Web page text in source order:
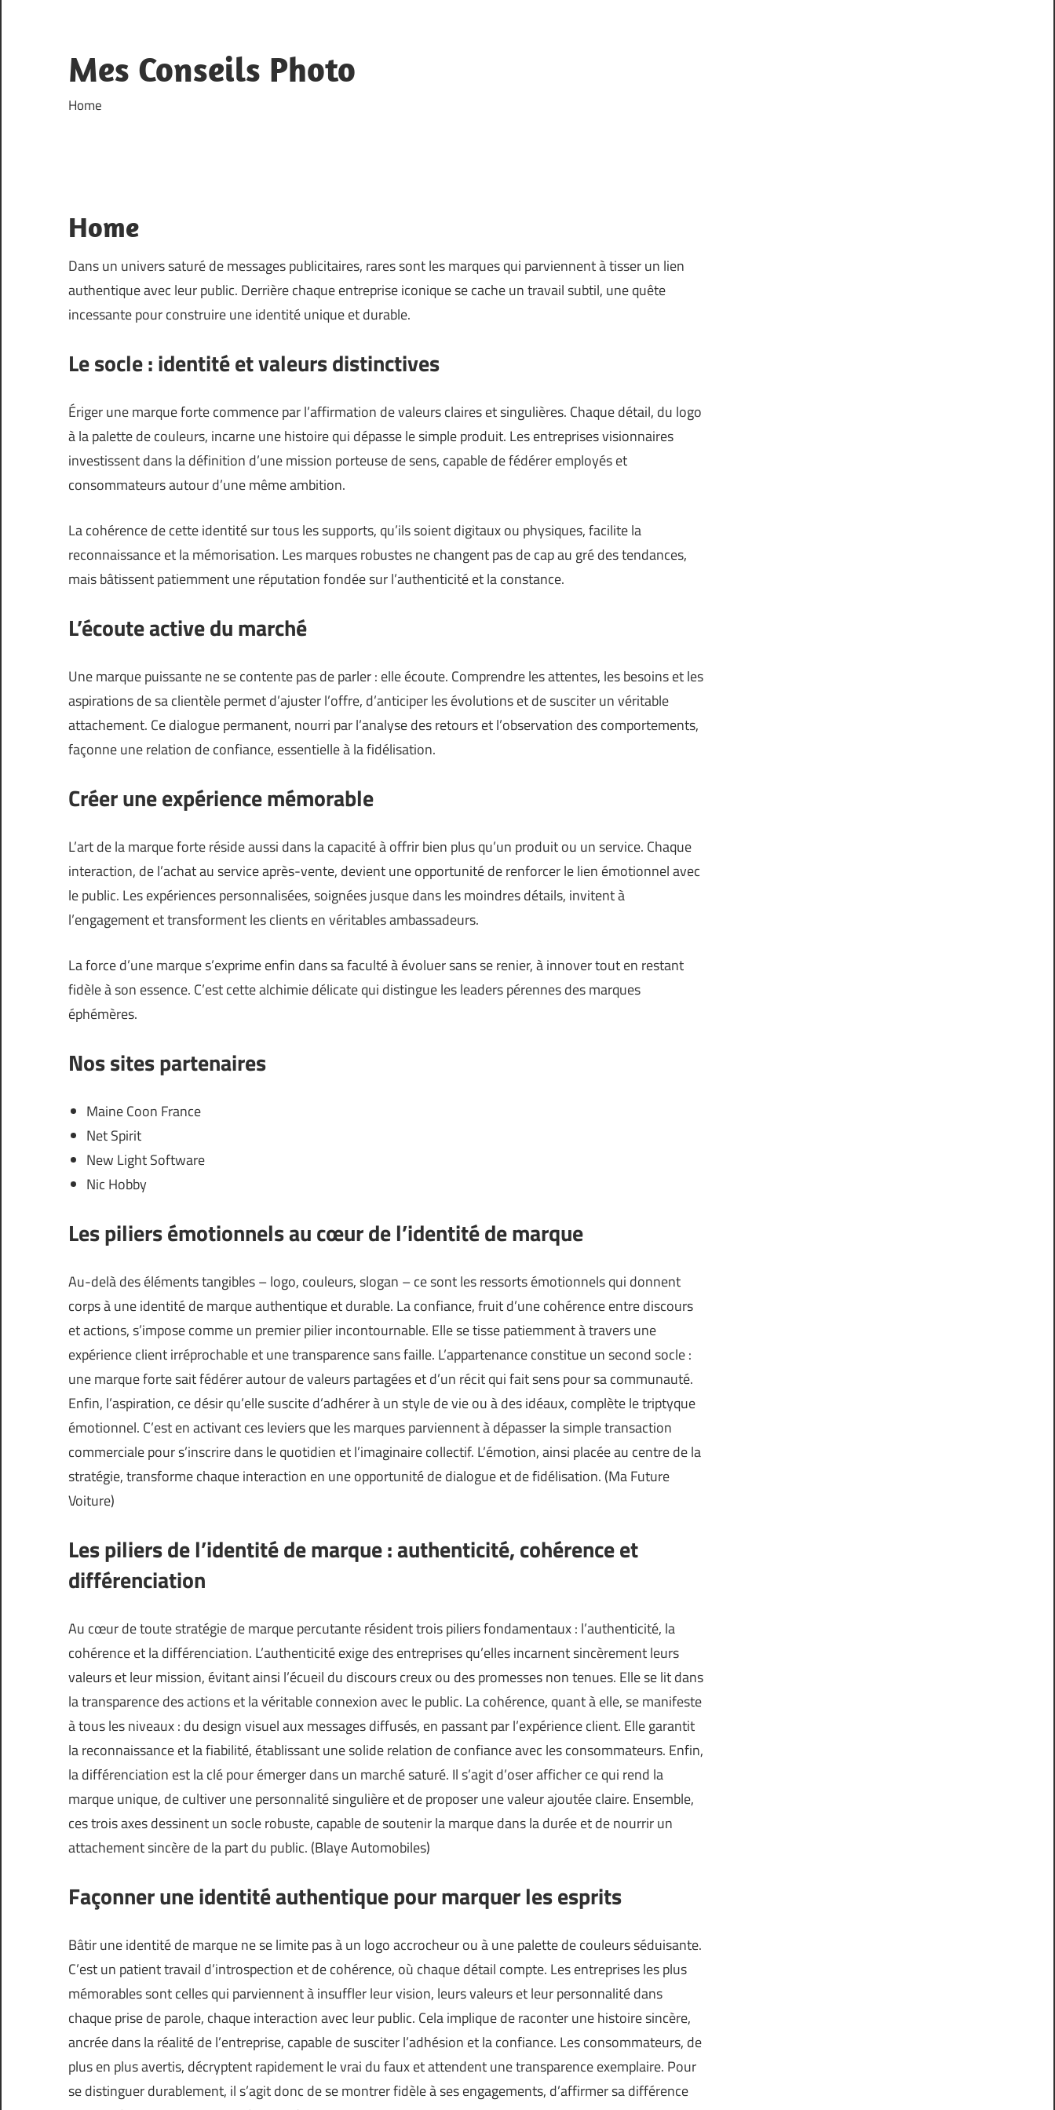
content
Mes Conseils Photo
Home
Home
Dans un univers saturé de messages publicitaires, rares sont les marques qui parviennent à tisser un lien
authentique avec leur public. Derrière chaque entreprise iconique se cache un travail subtil, une quête
incessante pour construire une identité unique et durable.
Le socle : identité et valeurs distinctives
Ériger une marque forte commence par l’affirmation de valeurs claires et singulières. Chaque détail, du logo
à la palette de couleurs, incarne une histoire qui dépasse le simple produit. Les entreprises visionnaires
investissent dans la définition d’une mission porteuse de sens, capable de fédérer employés et
consommateurs autour d’une même ambition.
La cohérence de cette identité sur tous les supports, qu’ils soient digitaux ou physiques, facilite la
reconnaissance et la mémorisation. Les marques robustes ne changent pas de cap au gré des tendances,
mais bâtissent patiemment une réputation fondée sur l’authenticité et la constance.
L’écoute active du marché
Une marque puissante ne se contente pas de parler : elle écoute. Comprendre les attentes, les besoins et les
aspirations de sa clientèle permet d’ajuster l’offre, d’anticiper les évolutions et de susciter un véritable
attachement. Ce dialogue permanent, nourri par l’analyse des retours et l’observation des comportements,
façonne une relation de confiance, essentielle à la fidélisation.
Créer une expérience mémorable
L’art de la marque forte réside aussi dans la capacité à offrir bien plus qu’un produit ou un service. Chaque
interaction, de l’achat au service après-vente, devient une opportunité de renforcer le lien émotionnel avec
le public. Les expériences personnalisées, soignées jusque dans les moindres détails, invitent à
l’engagement et transforment les clients en véritables ambassadeurs.
La force d’une marque s’exprime enfin dans sa faculté à évoluer sans se renier, à innover tout en restant
fidèle à son essence. C’est cette alchimie délicate qui distingue les leaders pérennes des marques
éphémères.
Nos sites partenaires
Maine Coon France
Net Spirit
New Light Software
Nic Hobby
Les piliers émotionnels au cœur de l’identité de marque
Au-delà des éléments tangibles – logo, couleurs, slogan – ce sont les ressorts émotionnels qui donnent
corps à une identité de marque authentique et durable. La confiance, fruit d’une cohérence entre discours
et actions, s’impose comme un premier pilier incontournable. Elle se tisse patiemment à travers une
expérience client irréprochable et une transparence sans faille. L’appartenance constitue un second socle :
une marque forte sait fédérer autour de valeurs partagées et d’un récit qui fait sens pour sa communauté.
Enfin, l’aspiration, ce désir qu’elle suscite d’adhérer à un style de vie ou à des idéaux, complète le triptyque
émotionnel. C’est en activant ces leviers que les marques parviennent à dépasser la simple transaction
commerciale pour s’inscrire dans le quotidien et l’imaginaire collectif. L’émotion, ainsi placée au centre de la
stratégie, transforme chaque interaction en une opportunité de dialogue et de fidélisation. (Ma Future
Voiture)
Les piliers de l’identité de marque : authenticité, cohérence et
différenciation
Au cœur de toute stratégie de marque percutante résident trois piliers fondamentaux : l’authenticité, la
cohérence et la différenciation. L’authenticité exige des entreprises qu’elles incarnent sincèrement leurs
valeurs et leur mission, évitant ainsi l’écueil du discours creux ou des promesses non tenues. Elle se lit dans
la transparence des actions et la véritable connexion avec le public. La cohérence, quant à elle, se manifeste
à tous les niveaux : du design visuel aux messages diffusés, en passant par l’expérience client. Elle garantit
la reconnaissance et la fiabilité, établissant une solide relation de confiance avec les consommateurs. Enfin,
la différenciation est la clé pour émerger dans un marché saturé. Il s’agit d’oser afficher ce qui rend la
marque unique, de cultiver une personnalité singulière et de proposer une valeur ajoutée claire. Ensemble,
ces trois axes dessinent un socle robuste, capable de soutenir la marque dans la durée et de nourrir un
attachement sincère de la part du public. (Blaye Automobiles)
Façonner une identité authentique pour marquer les esprits
Bâtir une identité de marque ne se limite pas à un logo accrocheur ou à une palette de couleurs séduisante.
C’est un patient travail d’introspection et de cohérence, où chaque détail compte. Les entreprises les plus
mémorables sont celles qui parviennent à insuffler leur vision, leurs valeurs et leur personnalité dans
chaque prise de parole, chaque interaction avec leur public. Cela implique de raconter une histoire sincère,
ancrée dans la réalité de l’entreprise, capable de susciter l’adhésion et la confiance. Les consommateurs, de
plus en plus avertis, décryptent rapidement le vrai du faux et attendent une transparence exemplaire. Pour
se distinguer durablement, il s’agit donc de se montrer fidèle à ses engagements, d’affirmer sa différence